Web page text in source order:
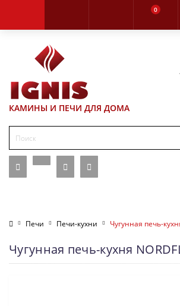
0
КАМИНЫ И ПЕЧИ ДЛЯ ДОМА
Печи Печи-кухни Чугунная печь-
Чугунная печь-кухня